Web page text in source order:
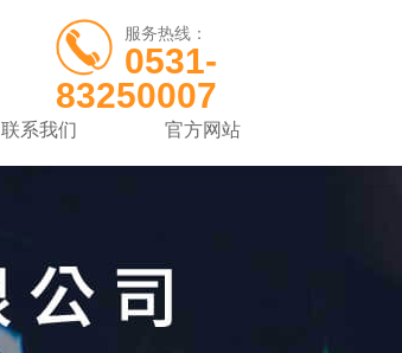
服务热线：
0531-
83250007
联系我们 官方网站